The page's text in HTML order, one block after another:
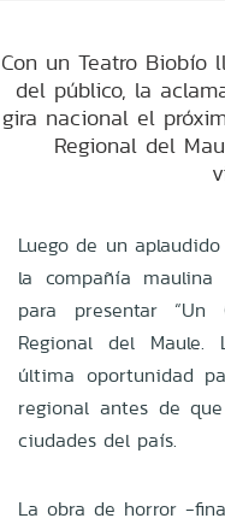
Con un Teatro Biobío
del público, la
gira nacional el
Regional del
Luego de un
la compañía maulina
para presentar
Regional del Maule.
última oportunidad
regional antes de
ciudades del país.
La obra de horror -